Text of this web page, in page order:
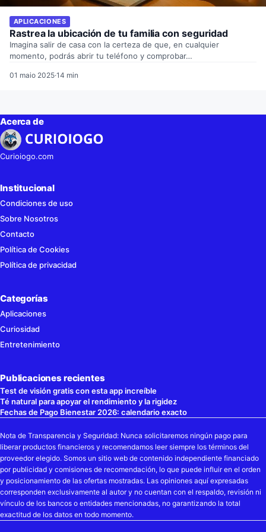
APLICACIONES
Rastrea la ubicación de tu familia con seguridad
Imagina salir de casa con la certeza de que, en cualquier
momento, podrás abrir tu teléfono y comprobar…
01 maio 2025·14 min
Acerca de
Curioiogo.com
Institucional
Condiciones de uso
Sobre Nosotros
Contacto
Política de Cookies
Política de privacidad
Categorías
Aplicaciones
Curiosidad
Entretenimiento
Publicaciones recientes
Test de visión gratis con esta app increíble
Té natural para apoyar el rendimiento y la rigidez
Fechas de Pago Bienestar 2026: calendario exacto
Nota de Transparencia y Seguridad: Nunca solicitaremos ningún pago para
liberar productos financieros y recomendamos leer siempre los términos del
proveedor elegido. Somos un sitio web de contenido independiente financiado
por publicidad y comisiones de recomendación, lo que puede influir en el orden
y posicionamiento de las ofertas mostradas. Las opiniones aquí expresadas
corresponden exclusivamente al autor y no cuentan con el respaldo, revisión ni
vínculo de los bancos o entidades mencionadas, no garantizando la total
exactitud de los datos en todo momento.